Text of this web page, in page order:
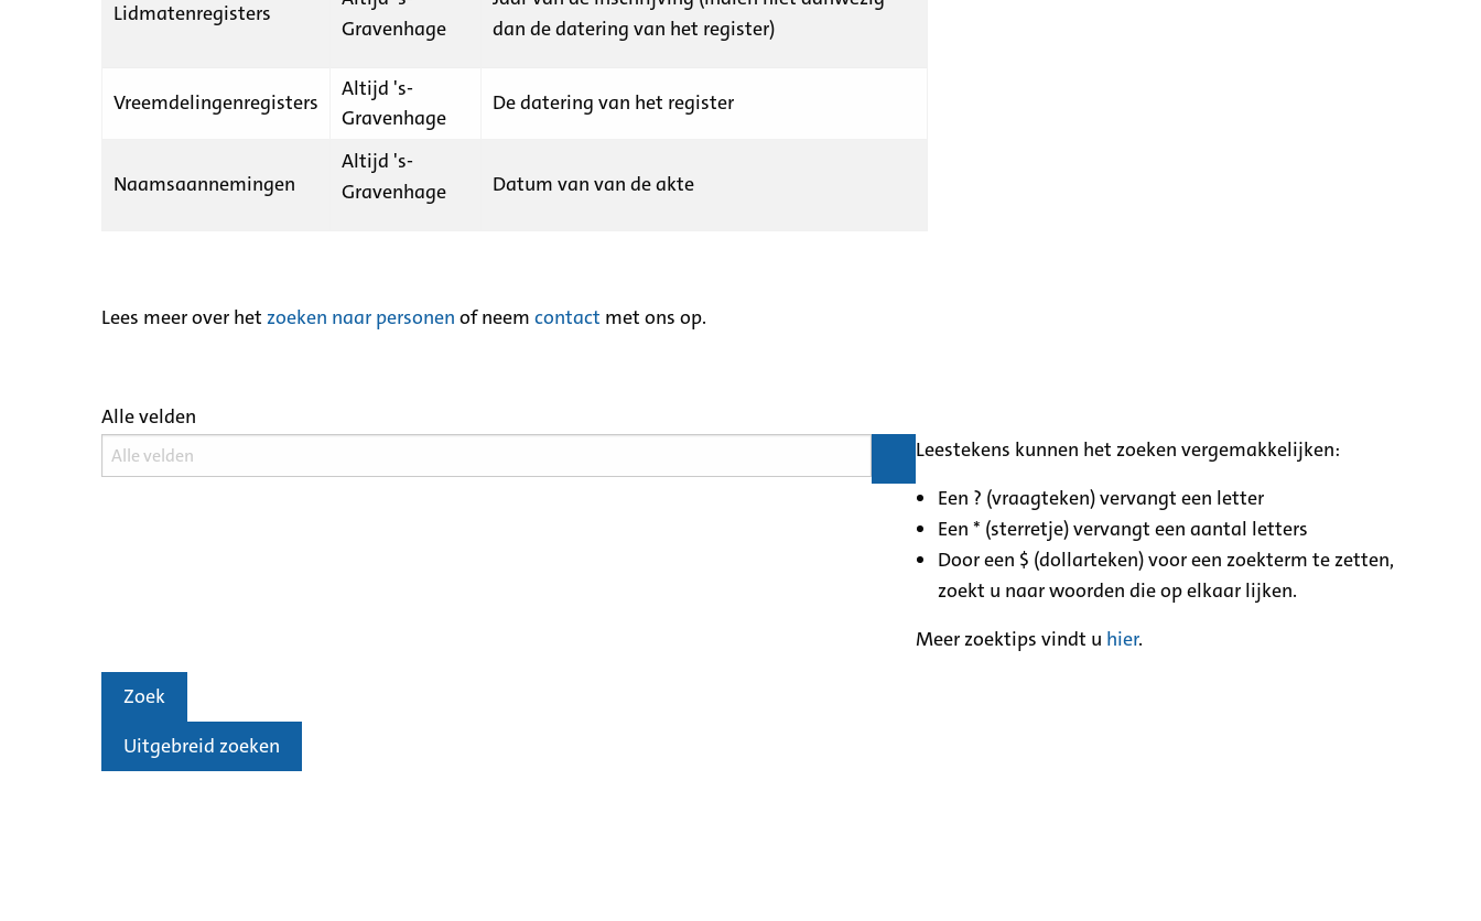
Lidmatenregisters
Gravenhage
dan de datering van het register)
Vreemdelingenregisters
Altijd 's-
Gravenhage
De datering van het register
Naamsaannemingen
Altijd 's-
Gravenhage
Datum van van de akte
Lees meer over het zoeken naar personen of neem contact met ons op.
Alle velden
Leestekens kunnen het zoeken vergemakkelijken:
Een ? (vraagteken) vervangt een letter
Een * (sterretje) vervangt een aantal letters
Door een $ (dollarteken) voor een zoekterm te zetten,
zoekt u naar woorden die op elkaar lijken.
Meer zoektips vindt u hier.
Zoek
Uitgebreid zoeken